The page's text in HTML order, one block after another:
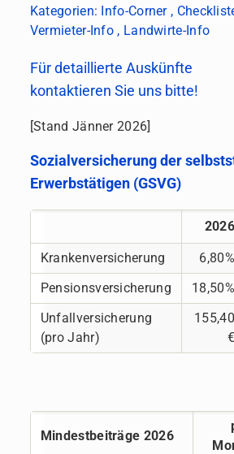
Kategorien: Info-Corner,
Vermieter-Info , Landwirte-Info
Für detaillierte Auskünfte
kontaktieren Sie uns bitte!
[Stand Jänner 2026]
Sozialversicherung der
Erwerbstätigen (GSVG)
2026
Krankenversicherung 6,80%
Pensionsversicherung
18,50%
Unfallversicherung
(pro Jahr)
155,40
€
Mindestbeiträge 2026